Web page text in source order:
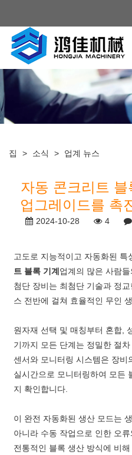
집 > 소식 > 업계 뉴스
자동 콘크리트
업그레이드를 촉
2024-10-28 4
고도로 지능적이고 자동화된 특
트 블록 기계 업계의 많은 사람
첨단 장비는 최첨단 기술과 정
스 전반에 걸쳐 효율적인 무인
원자재 선택 및 매칭부터 혼합,
기까지 모든 단계는 정밀한 절
센서와 모니터링 시스템은 장비
실시간으로 모니터링하여 모든
지 확인합니다.
이 완전 자동화된 생산 모드는
아니라 수동 작업으로 인한 오
전통적인 블록 생산 방식에 비